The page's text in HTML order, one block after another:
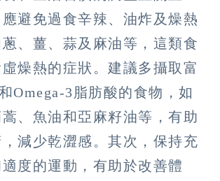
避免過食辛辣、油炸及燥熱
、薑、蒜及麻油等，這類食
燥熱的症狀。建議多攝取富
Omega-3脂肪酸的食物，如
、魚油和亞麻籽油等，有助
減少乾澀感。其次，保持充
度的運動，有助於改善體